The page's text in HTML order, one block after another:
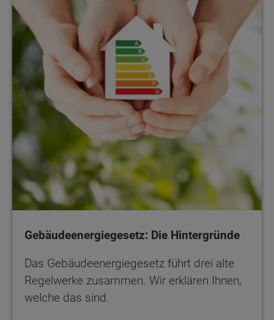
Gebäudeenergiegesetz: Die Hintergründe
Das Gebäudeenergiegesetz führt drei alte
Regelwerke zusammen. Wir erklären Ihnen,
welche das sind.